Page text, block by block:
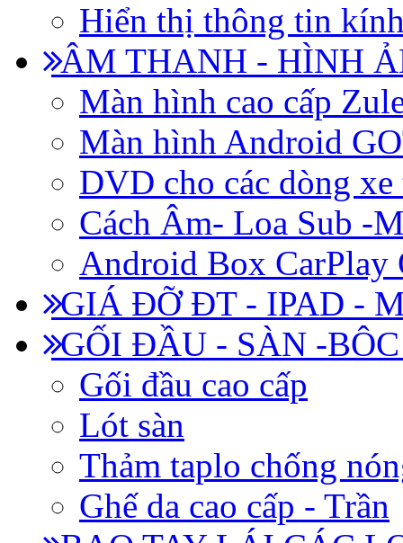
Hiển thị thông tin
ÂM THANH - HÌNH
Màn hình cao cấp
Màn hình Android
DVD cho các dòng
Cách Âm- Loa Sub -
Android Box CarPlay
GIÁ ĐỠ ĐT - IPAD -
GỐI ĐẦU - SÀN -
Gối đầu cao cấp
Lót sàn
Thảm taplo chống
Ghế da cao cấp - Trần